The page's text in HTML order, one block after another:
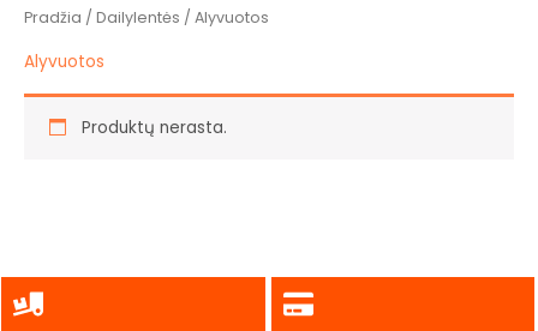
Pradžia / Dailylentės / Alyvuotos
Alyvuotos
Produktų nerasta.